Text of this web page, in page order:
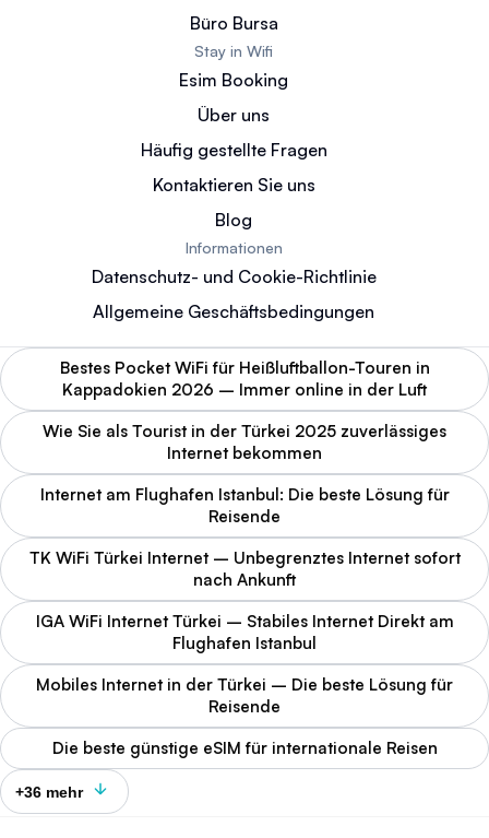
Büro Bursa
Stay in Wifi
Esim Booking
Über uns
Häufig gestellte Fragen
Kontaktieren Sie uns
Blog
Informationen
Datenschutz- und Cookie-Richtlinie
Allgemeine Geschäftsbedingungen
Bestes Pocket WiFi für Heißluftballon-Touren in
Kappadokien 2026 – Immer online in der Luft
Wie Sie als Tourist in der Türkei 2025 zuverlässiges
Internet bekommen
Internet am Flughafen Istanbul: Die beste Lösung für
Reisende
TK WiFi Türkei Internet – Unbegrenztes Internet sofort
nach Ankunft
IGA WiFi Internet Türkei – Stabiles Internet Direkt am
Flughafen Istanbul
Mobiles Internet in der Türkei – Die beste Lösung für
Reisende
Die beste günstige eSIM für internationale Reisen
+36 mehr